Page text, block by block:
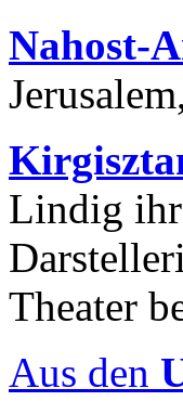
Nahost-
Lindig ihr
Theater
Aus den